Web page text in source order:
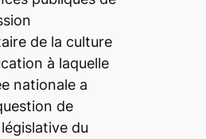
de la culture
à laquelle
nationale a
de
législative du